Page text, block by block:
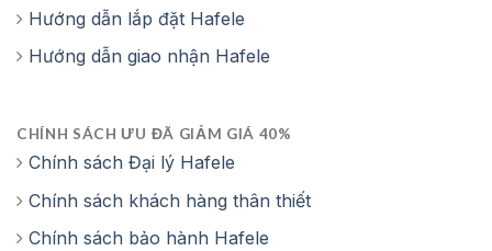
Hướng dẫn lắp đặt Hafele
Hướng dẫn giao nhận Hafele
CHÍNH SÁCH ƯU ĐÃ GIẢM GIÁ 40%
Chính sách Đại lý Hafele
Chính sách khách hàng thân thiết
Chính sách bảo hành Hafele